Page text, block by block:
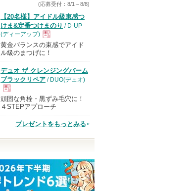
(応募受付：8/1～8/8)
【20名様】アイドル級束感つ
けま&定番つけまのり / D-UP
(ディーアップ)
現
品
黄金バランスの束感でアイド
ル級のまつげに！
デュオ ザ クレンジングバーム
ブラックリペア / DUO(デュオ)
現
頑固な角栓・黒ずみ毛穴に！
４STEPアプローチ
プレゼントをもっとみる